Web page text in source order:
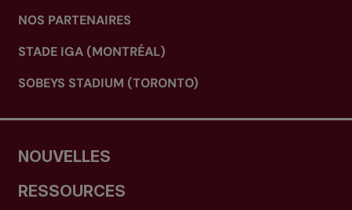
NOS PARTENAIRES
STADE IGA (MONTRÉAL)
SOBEYS STADIUM (TORONTO)
NOUVELLES
RESSOURCES